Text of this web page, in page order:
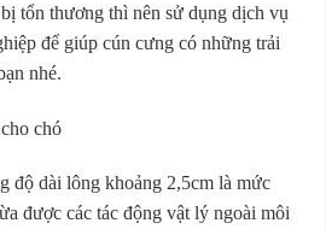
tổn thương thì nên sử dụng dịch vụ
để giúp cún cưng có những trải
nhé.
chó
độ dài lông khoảng 2,5cm là mức
được các tác động vật lý ngoài môi